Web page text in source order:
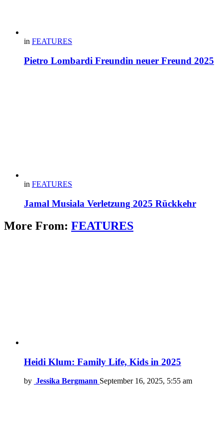
in FEATURES
Pietro Lombardi Freundin neuer Freund 2025
in FEATURES
Jamal Musiala Verletzung 2025 Rückkehr
More From: FEATURES
Heidi Klum: Family Life, Kids in 2025
by Jessika Bergmann September 16, 2025, 5:55 am